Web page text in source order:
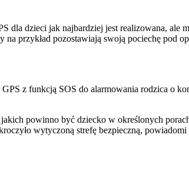
dla dzieci jak najbardziej jest realizowana, ale
przykład pozostawiają swoją pociechę pod
z funkcją SOS do alarmowania rodzica o
powinno być dziecko w określonych
wytyczoną strefę bezpieczną,